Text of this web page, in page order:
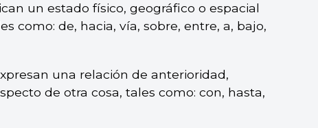
un estado físico, geográfico o espacial
como: de, hacia, vía, sobre, entre, a, bajo,
una relación de anterioridad,
de otra cosa, tales como: con, hasta,